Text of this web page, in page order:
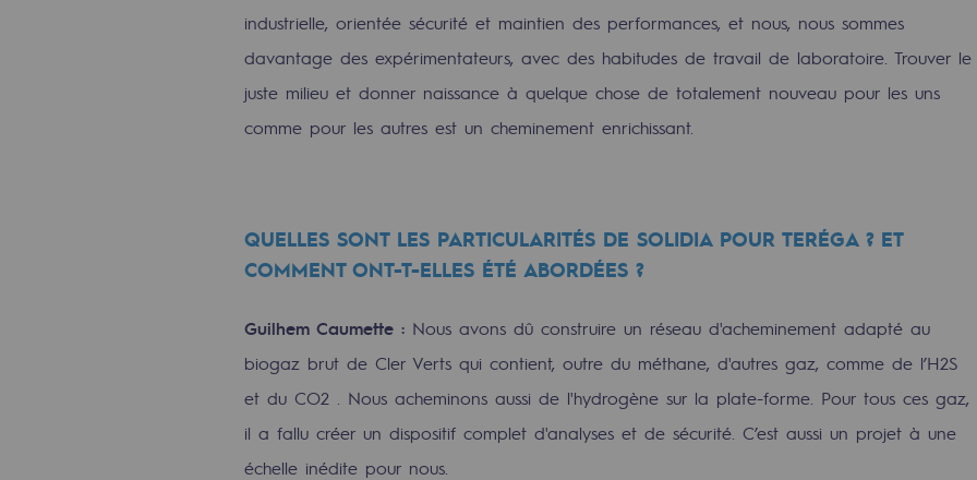
Energiz Mouv
Le programme social et territorial de Teréga
Notre investissement dans les compétences
industrielle, orientée sécurité et maintien des performances, et nous, nous sommes
davantage des expérimentateurs, avec des habitudes de travail de laboratoire. Trouver le
juste milieu et donner naissance à quelque chose de totalement nouveau pour les uns
comme pour les autres est un cheminement enrichissant.
QUELLES SONT LES PARTICULARITÉS DE SOLIDIA POUR TERÉGA ? ET
COMMENT ONT-T-ELLES ÉTÉ ABORDÉES ?
Guilhem Caumette : Nous avons dû construire un réseau d'acheminement adapté au
biogaz brut de Cler Verts qui contient, outre du méthane, d'autres gaz, comme de l’H2S
et du CO2 . Nous acheminons aussi de l'hydrogène sur la plate-forme. Pour tous ces gaz,
il a fallu créer un dispositif complet d'analyses et de sécurité. C’est aussi un projet à une
échelle inédite pour nous.